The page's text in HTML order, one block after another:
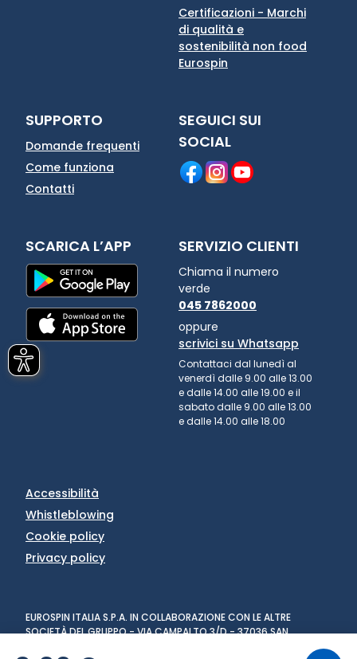
Certificazioni - Marchi
di qualità e
sostenibilità non food
Eurospin
SUPPORTO
Domande frequenti
Come funziona
Contatti
SEGUICI SUI
SOCIAL
SCARICA L’APP SERVIZIO CLIENTI
Chiama il numero
verde
045 7862000
oppure
scrivici su Whatsapp
Contattaci dal lunedì al
venerdì dalle 9.00 alle 13.00
e dalle 14.00 alle 19.00 e il
sabato dalle 9.00 alle 13.00
e dalle 14.00 alle 18.00
Accessibilità
Whistleblowing
Cookie policy
Privacy policy
EUROSPIN ITALIA S.P.A. IN COLLABORAZIONE CON LE ALTRE
SOCIETÀ DEL GRUPPO - VIA CAMPALTO 3/D - 37036 SAN
MARTINO BUON ALBERGO (VR) - FAX +39 045 8782333 - PARTITA